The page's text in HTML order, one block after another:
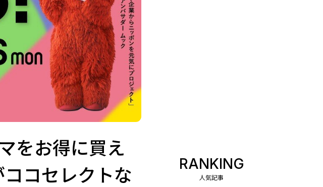
をお得に買え
コセレクトな
RANKING
人気記事